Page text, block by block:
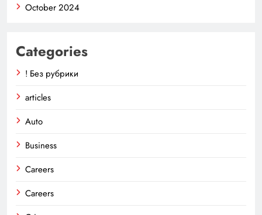
October 2024
Categories
! Без рубрики
articles
Auto
Business
Careers
Careers